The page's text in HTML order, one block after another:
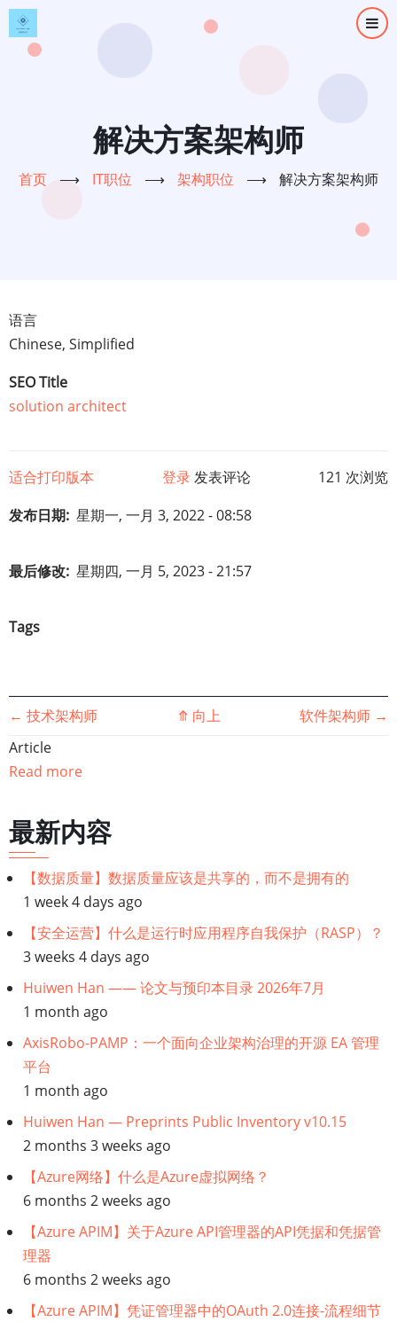
跳
转
解决方案架构师
首页 ⟶ IT职位 ⟶ 架构职位 ⟶ 解决方案架构师
语言
Chinese, Simplified
SEO Title
solution architect
适合打印版本 登录发表评论
121 次浏览
发布日期 星期一, 一月 3, 2022 - 08:58
最后修改 星期四, 一月 5, 2023 - 21:57
Tags
书
籍
历
链
接：
解
决
方
案
架
构
师
← 技术架构师 ⤊ 向上 软件架构师 →
Article
Read more
最新内容
【数据质量】数据质量应该是共享的，而不是拥有的
1 week 4 days ago
【安全运营】什么是运行时应用程序自我保护（RASP）？
3 weeks 4 days ago
Huiwen Han —— 论文与预印本目录 2026年7月
1 month ago
AxisRobo-PAMP：一个面向企业架构治理的开源 EA 管理
平台
1 month ago
Huiwen Han — Preprints Public Inventory v10.15
2 months 3 weeks ago
【Azure网络】什么是Azure虚拟网络？
6 months 2 weeks ago
【Azure APIM】关于Azure API管理器的API凭据和凭据管
理器
6 months 2 weeks ago
【Azure APIM】凭证管理器中的OAuth 2.0连接-流程细节